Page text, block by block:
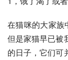
在猫咪的大家族
但是家猫早已被
的日子，它们可